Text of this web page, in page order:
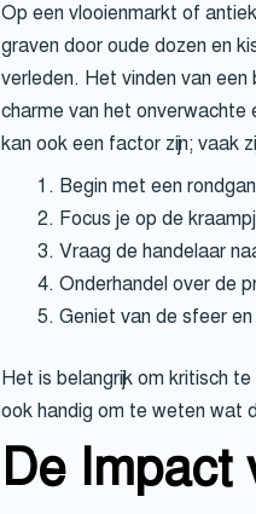
Op een vlooienmarkt of
graven door oude dozen en
verleden. Het vinden van
charme van het onverwachte
kan ook een factor zijn; vaak
Begin met een
Focus je op de
Vraag de handelaar
Onderhandel over de
Geniet van de sfeer
Het is belangrijk om kritisch
ook handig om te weten wat
De Impact